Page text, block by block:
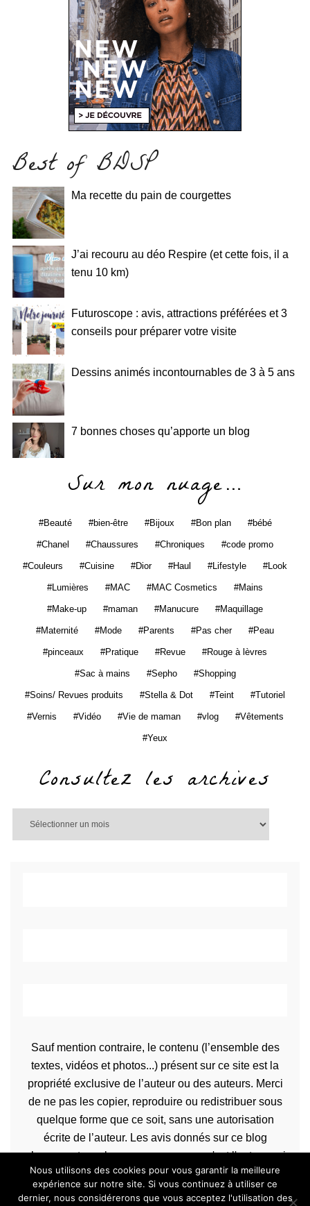
Best of BDSP
Ma recette du pain de courgettes
J’ai recouru au déo Respire (et cette fois, il a
tenu 10 km)
Futuroscope : avis, attractions préférées et 3
conseils pour préparer votre visite
Dessins animés incontournables de 3 à 5 ans
7 bonnes choses qu’apporte un blog
Sur mon nuage…
Beauté bien-être Bijoux Bon plan bébé
Chanel Chaussures Chroniques code promo
Couleurs Cuisine Dior Haul Lifestyle Look
Lumières MAC MAC Cosmetics Mains
Make-up maman Manucure Maquillage
Maternité Mode Parents Pas cher Peau
pinceaux Pratique Revue Rouge à lèvres
Sac à mains Sepho Shopping
Soins/ Revues produits Stella & Dot Teint Tutoriel
Vernis Vidéo Vie de maman vlog Vêtements
Yeux
Consultez les archives
Sauf mention contraire, le contenu (l’ensemble des
textes, vidéos et photos...) présent sur ce site est la
propriété exclusive de l’auteur ou des auteurs. Merci
de ne pas les copier, reproduire ou redistribuer sous
quelque forme que ce soit, sans une autorisation
écrite de l’auteur. Les avis donnés sur ce blog
n’engagent que la propre personne qu'est l'auteur qui
les rédige.
Nous utilisons des cookies pour vous garantir la meilleure
expérience sur notre site. Si vous continuez à utiliser ce
dernier, nous considérerons que vous acceptez l'utilisation des